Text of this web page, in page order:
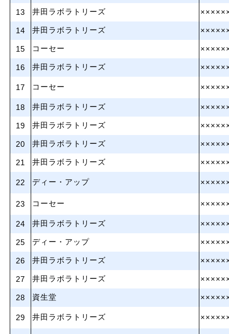
13 井田ラボラトリーズ
14 井田ラボラトリーズ
15 コーセー
16 井田ラボラトリーズ
17 コーセー
18 井田ラボラトリーズ
19 井田ラボラトリーズ
20 井田ラボラトリーズ
21 井田ラボラトリーズ
22 ディー・アップ
23 コーセー
24 井田ラボラトリーズ
25 ディー・アップ
26 井田ラボラトリーズ
27 井田ラボラトリーズ
28 資生堂
29 井田ラボラトリーズ